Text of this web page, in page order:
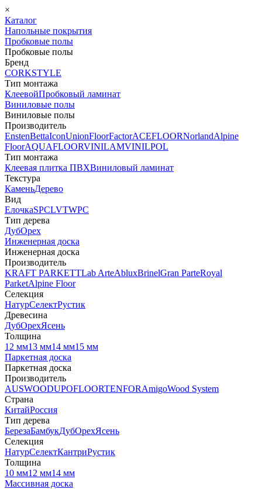
×
Каталог
Напольные покрытия
Пробковые полы
Пробковые полы
Бренд
CORKSTYLE
Тип монтажа
КлеевойПробковый ламинат
Виниловые полы
Виниловые полы
Производитель
EnstenBettaIconUnionFloorFactorACEFLOORNorlandAlpine
FloorAQUAFLOORVINILAMVINILPOL
Тип монтажа
Клеевая плитка ПВХВиниловый ламинат
Текстура
КаменьДерево
Вид
ЕлочкаSPCLVTWPC
Тип дерева
ДубОрех
Инженерная доска
Инженерная доска
Производитель
KRAFT PARKETTLab ArteAbluxBrinelGran ParteRoyal
ParketAlpine Floor
Селекция
НатурСелектРустик
Древесина
ДубОрехЯсень
Толщина
12 мм13 мм14 мм15 мм
Паркетная доска
Паркетная доска
Производитель
AUSWOODUPOFLOORTENFORAmigoWood System
Страна
КитайРоссия
Тип дерева
БерезаБамбукДубОрехЯсень
Селекция
НатурСелектКантриРустик
Толщина
10 мм12 мм14 мм
Массивная доска